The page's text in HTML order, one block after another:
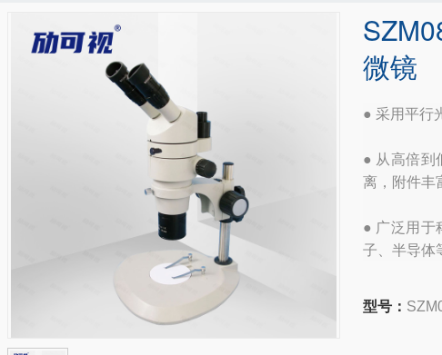
微镜
● 采用平行
● 从高倍到
离，附件丰
● 广泛用于
子、半导体
型号：